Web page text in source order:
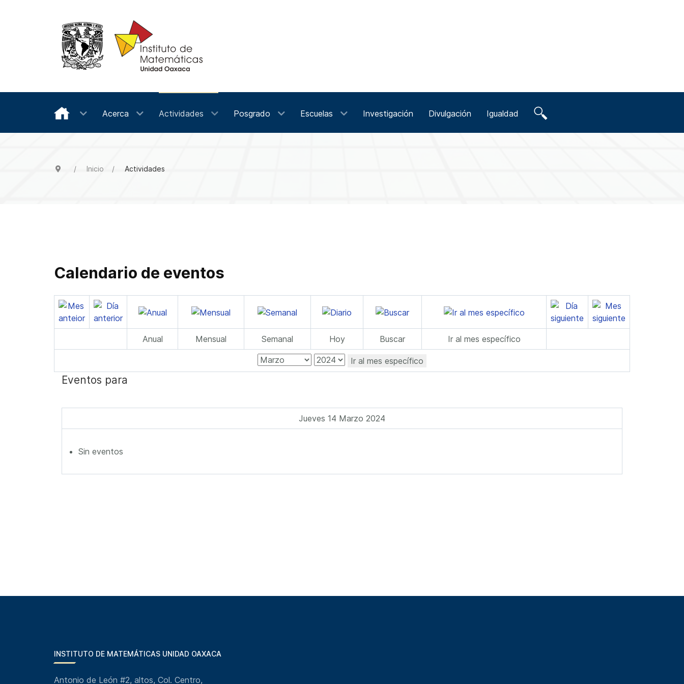
Acerca Actividades Posgrado Escuelas Investigación Divulgación Igualdad
Inicio Actividades
Calendario de eventos
Anual Mensual Semanal Hoy Buscar Ir al mes específico
Ir al mes específico
Eventos para
Jueves 14 Marzo 2024
Sin eventos
INSTITUTO DE MATEMÁTICAS UNIDAD OAXACA
Antonio de León #2, altos, Col. Centro,